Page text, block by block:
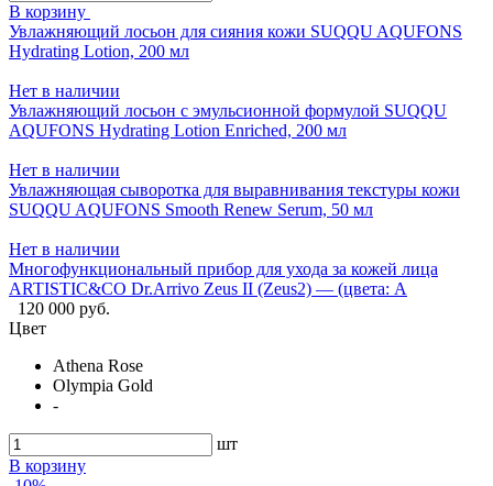
В корзину
Увлажняющий лосьон для сияния кожи SUQQU AQUFONS
Hydrating Lotion, 200 мл
Нет в наличии
Увлажняющий лосьон с эмульсионной формулой SUQQU
AQUFONS Hydrating Lotion Enriched, 200 мл
Нет в наличии
Увлажняющая сыворотка для выравнивания текстуры кожи
SUQQU AQUFONS Smooth Renew Serum, 50 мл
Нет в наличии
Многофункциональный прибор для ухода за кожей лица
ARTISTIC&CO Dr.Arrivo Zeus II (Zeus2) — (цвета: A
120 000 руб.
Цвет
Athena Rose
Olympia Gold
-
шт
В корзину